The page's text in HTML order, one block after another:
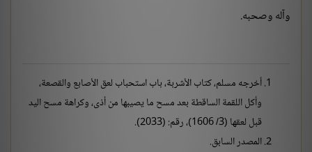
وآله وصحبه.
أخرجه مسلم، كتاب الأشربة، باب استحباب لعق الأصابع والقصعة،
وأكل اللقمة الساقطة بعد مسح ما يصيبها من أذى، وكراهة مسح اليد
قبل لعقها (3/ 1606)، رقم: (2033).
المصدر السابق.